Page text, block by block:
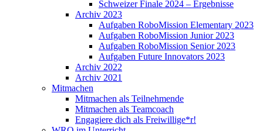
Schweizer Finale 2024 – Ergebnisse
Archiv 2023
Aufgaben RoboMission Elementary 2023
Aufgaben RoboMission Junior 2023
Aufgaben RoboMission Senior 2023
Aufgaben Future Innovators 2023
Archiv 2022
Archiv 2021
Mitmachen
Mitmachen als Teilnehmende
Mitmachen als Teamcoach
Engagiere dich als Freiwillige*r!